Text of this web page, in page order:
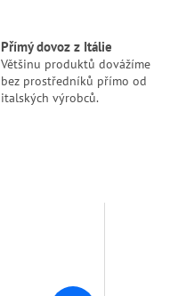
Přímý dovoz z Itálie
Většinu produktů dovážíme
bez prostředníků přímo od
italských výrobců.